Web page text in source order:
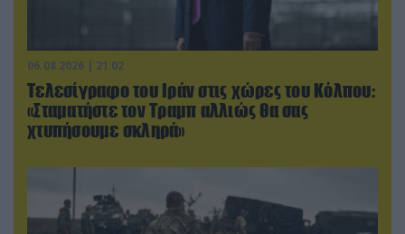
06.08.2026 | 21:02
Τελεσίγραφο του Ιράν στις χώρες του Κόλπου:
«Σταματήστε τον Τραμπ αλλιώς θα σας
χτυπήσουμε σκληρά»